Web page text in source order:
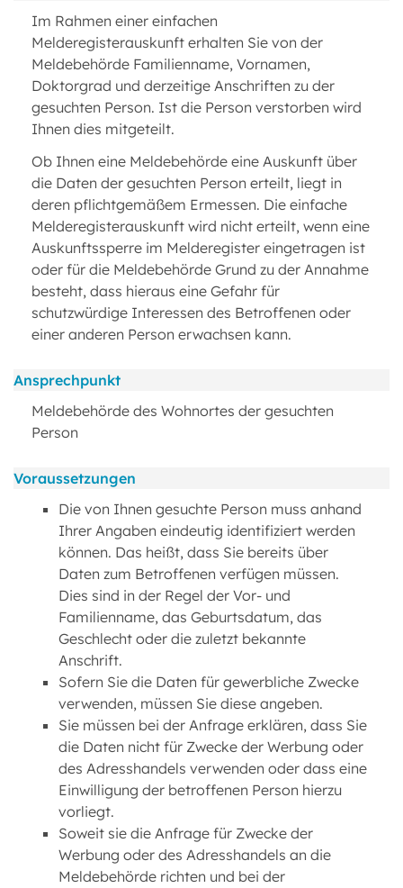
Im Rahmen einer einfachen
Melderegisterauskunft erhalten Sie von der
Meldebehörde Familienname, Vornamen,
Doktorgrad und derzeitige Anschriften zu der
gesuchten Person. Ist die Person verstorben wird
Ihnen dies mitgeteilt.
Ob Ihnen eine Meldebehörde eine Auskunft über
die Daten der gesuchten Person erteilt, liegt in
deren pflichtgemäßem Ermessen. Die einfache
Melderegisterauskunft wird nicht erteilt, wenn eine
Auskunftssperre im Melderegister eingetragen ist
oder für die Meldebehörde Grund zu der Annahme
besteht, dass hieraus eine Gefahr für
schutzwürdige Interessen des Betroffenen oder
einer anderen Person erwachsen kann.
Ansprechpunkt
Meldebehörde des Wohnortes der gesuchten
Person
Voraussetzungen
Die von Ihnen gesuchte Person muss anhand
Ihrer Angaben eindeutig identifiziert werden
können. Das heißt, dass Sie bereits über
Daten zum Betroffenen verfügen müssen.
Dies sind in der Regel der Vor- und
Familienname, das Geburtsdatum, das
Geschlecht oder die zuletzt bekannte
Anschrift.
Sofern Sie die Daten für gewerbliche Zwecke
verwenden, müssen Sie diese angeben.
Sie müssen bei der Anfrage erklären, dass Sie
die Daten nicht für Zwecke der Werbung oder
des Adresshandels verwenden oder dass eine
Einwilligung der betroffenen Person hierzu
vorliegt.
Soweit sie die Anfrage für Zwecke der
Werbung oder des Adresshandels an die
Meldebehörde richten und bei der